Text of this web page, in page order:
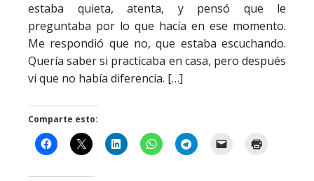
estaba quieta, atenta, y pensó que le
preguntaba por lo que hacía en ese momento.
Me respondió que no, que estaba escuchando.
Quería saber si practicaba en casa, pero después
vi que no había diferencia. […]
Comparte esto: